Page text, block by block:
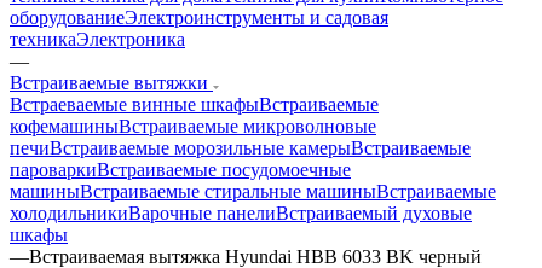
оборудованиеЭлектроинструменты и садовая
техникаЭлектроника
—
Встраиваемые вытяжки
Встраеваемые винные шкафыВстраиваемые
кофемашиныВстраиваемые микроволновые
печиВстраиваемые морозильные камерыВстраиваемые
пароваркиВстраиваемые посудомоечные
машиныВстраиваемые стиральные машиныВстраиваемые
холодильникиВарочные панелиВстраиваемый духовые
шкафы
—Встраиваемая вытяжка Hyundai HBB 6033 BK черный